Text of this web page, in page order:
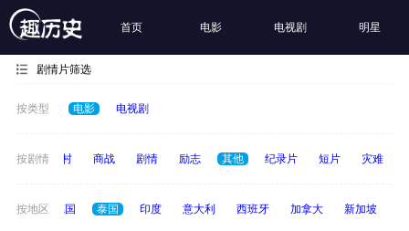
首页 电影 电视剧 明星
剧情片筛选
按类型 电影 电视剧
按剧情
历史 乡村 商战 剧情 励志 其他 纪录片 短片 灾难
按地区
韩国 德国 泰国 印度 意大利 西班牙 加拿大 新加坡